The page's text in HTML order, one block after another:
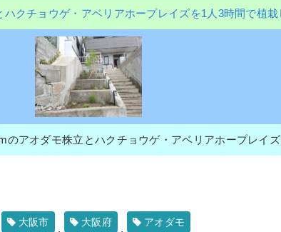
クチョウゲ・アベリアホープレイズを1人3時間で植
アオダモ株立とハクチョウゲ・アベリアホープレイ
大阪市
,
大阪府
,
アオダモ